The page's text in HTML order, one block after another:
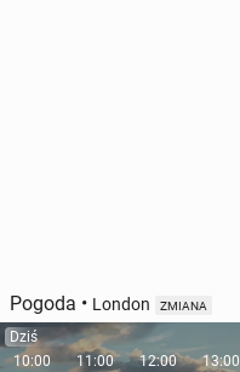
Pogoda • London ZMIANA
Dziś
10:00
11:00 12:00 13:00